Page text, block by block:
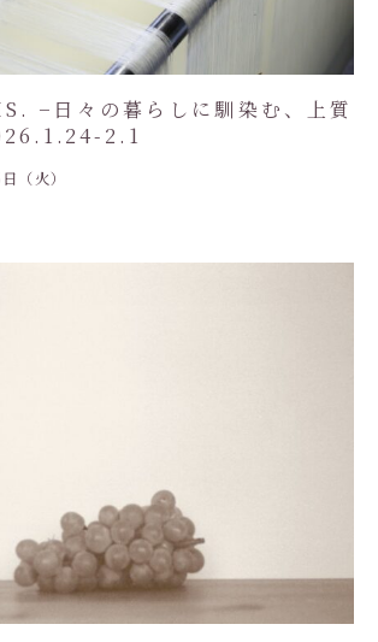
−日々の暮らしに馴染む、上質
2.1
（火）